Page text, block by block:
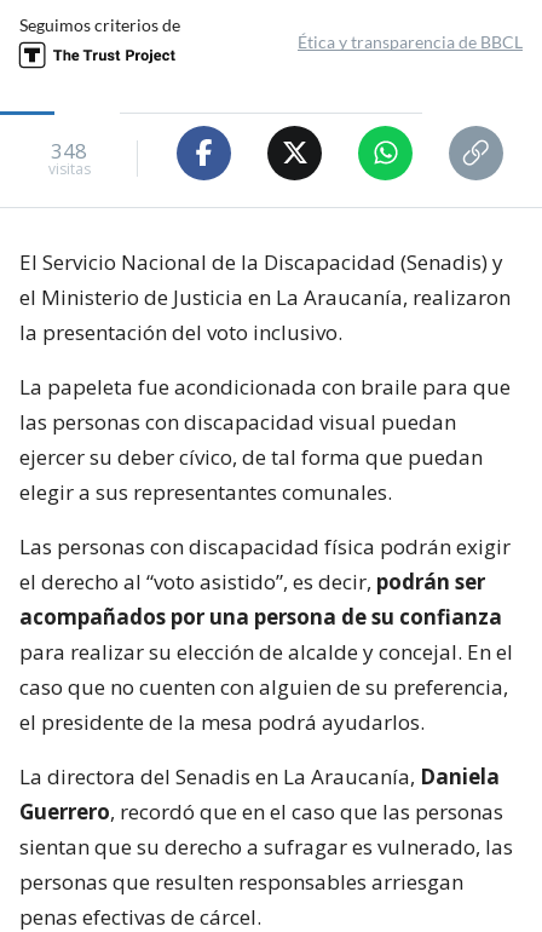
Seguimos criterios de
Ética y transparencia de BBCL
348
visitas
El Servicio Nacional de la Discapacidad (Senadis) y
el Ministerio de Justicia en La Araucanía, realizaron
la presentación del voto inclusivo.
La papeleta fue acondicionada con braile para que
las personas con discapacidad visual puedan
ejercer su deber cívico, de tal forma que puedan
elegir a sus representantes comunales.
Las personas con discapacidad física podrán exigir
el derecho al “voto asistido”, es decir, podrán ser
acompañados por una persona de su confianza
para realizar su elección de alcalde y concejal. En el
caso que no cuenten con alguien de su preferencia,
el presidente de la mesa podrá ayudarlos.
La directora del Senadis en La Araucanía, Daniela
Guerrero, recordó que en el caso que las personas
sientan que su derecho a sufragar es vulnerado, las
personas que resulten responsables arriesgan
penas efectivas de cárcel.